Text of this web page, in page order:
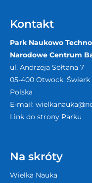
Kontakt
Park Naukowo
Narodowe Centrum
ul. Andrzeja Sołtana 7
05-400 Otwock, Świerk
Polska
E-mail:
Link do strony Parku
Na skróty
Wielka Nauka